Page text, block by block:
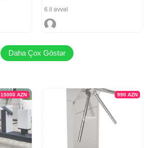
6 il əvvəl
Daha Çox Göstər
15000AZN 990 AZN